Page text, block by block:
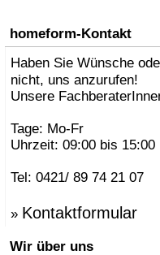
homeform-Kontakt
Haben Sie Wünsche
nicht, uns anzurufen!
Unsere
Tage: Mo-Fr
Uhrzeit: 09:00 bis 15:00
Tel: 0421/ 89 74 21 07
» Kontaktformular
Wir über uns